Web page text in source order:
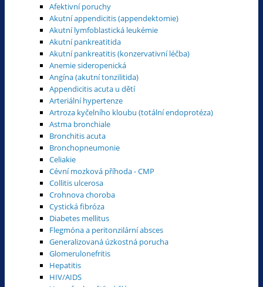
Afektivní poruchy
Akutní appendicitis (appendektomie)
Akutní lymfoblastická leukémie
Akutní pankreatitida
Akutní pankreatitis (konzervativní léčba)
Anemie sideropenická
Angína (akutní tonzilitida)
Appendicitis acuta u dětí
Arteriální hypertenze
Artroza kyčelního kloubu (totální endoprotéza)
Astma bronchiale
Bronchitis acuta
Bronchopneumonie
Celiakie
Cévní mozková příhoda - CMP
Collitis ulcerosa
Crohnova choroba
Cystická fibróza
Diabetes mellitus
Flegmóna a peritonzilární absces
Generalizovaná úzkostná porucha
Glomerulonefritis
Hepatitis
HIV/AIDS